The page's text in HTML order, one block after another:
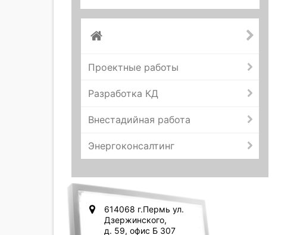
Проектные работы
Разработка КД
Внестадийная работа
Энергоконсалтинг
614068 г.Пермь ул.
Дзержинского,
д. 59, офис Б 307